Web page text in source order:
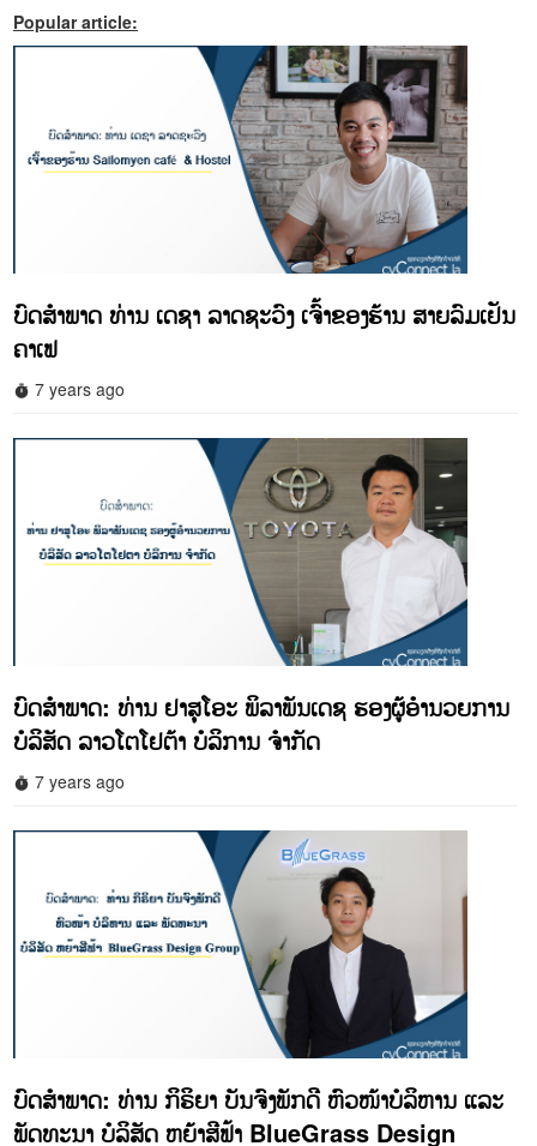
Popular article:
ບົດສຳພາດ ທ່ານ ເດຊາ ລາດຊະວົງ ເຈົ້າຂອງຮ້ານ ສາຍລົມເຢັນ
ຄາເຟ
timer 7 years ago
ບົດສຳພາດ: ທ່ານ ຢາສຸໂອະ ພິລາພັນເດຊ ຮອງຜູ້ອຳນວຍການ
ບໍລິສັດ ລາວໂຕໂຢຕ້າ ບໍລິການ ຈຳກັດ
timer 7 years ago
ບົດສໍາພາດ: ທ່ານ ກິຣິຍາ ບັນຈົງພັກດີ ຫົວໜ້າບໍລິຫານ ແລະ
ພັດທະນາ ບໍລິສັດ ຫຍ້າສີຟ້າ BlueGrass Design